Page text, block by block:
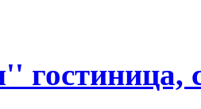
гостиница,